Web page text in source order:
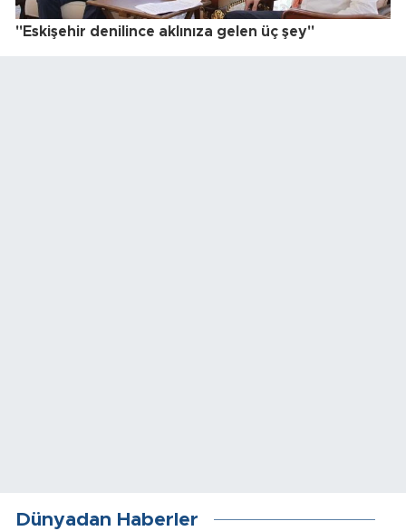
"Eskişehir denilince aklınıza gelen üç şey"
Dünyadan Haberler